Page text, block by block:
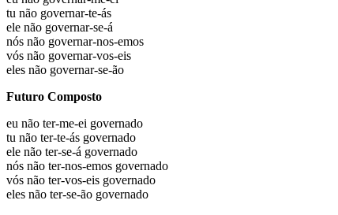
tu não governar-te-ás
ele não governar-se-á
nós não governar-nos-emos
vós não governar-vos-eis
eles não governar-se-ão
Futuro Composto
eu não ter-me-ei governado
tu não ter-te-ás governado
ele não ter-se-á governado
nós não ter-nos-emos governado
vós não ter-vos-eis governado
eles não ter-se-ão governado